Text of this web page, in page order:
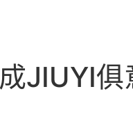
JIUYI